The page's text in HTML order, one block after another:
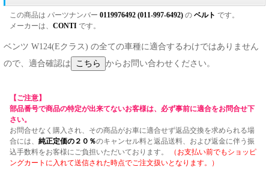
この商品は パーツナンバー 0119976492 (011-997-6492) の ベルト です。
メーカーは、 CONTI です。
ベンツ W124(Eクラス) の全ての車種に適合するわけではありません
ので、適合確認は
からお問い合わせください。
【ご注意】
部品番号で商品の特定が出来てないお客様は、必ず事前に適合をお問合せ下
さい。
お問合せなく購入され、その商品がお車に適合せず返品交換を求められる場
合には、 純正定価の２０％のキャンセル料と返品送料、および返金に伴う振
込手数料をお客様にご負担いただいております。
（お支払い前でもショッピ
ングカートに入れて送信された時点でご注文扱いとなります。）